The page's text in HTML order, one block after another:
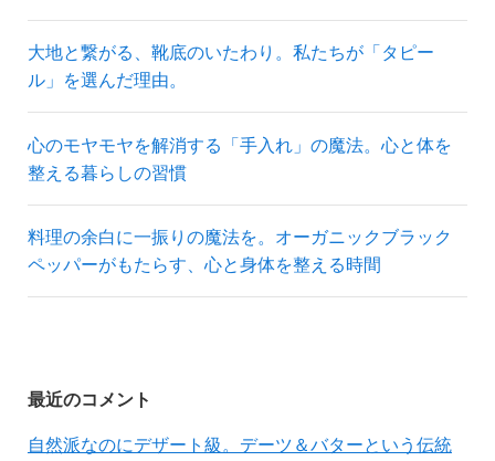
大地と繋がる、靴底のいたわり。私たちが「タピー
ル」を選んだ理由。
心のモヤモヤを解消する「手入れ」の魔法。心と体を
整える暮らしの習慣
料理の余白に一振りの魔法を。オーガニックブラック
ペッパーがもたらす、心と身体を整える時間
最近のコメント
自然派なのにデザート級。デーツ＆バターという伝統